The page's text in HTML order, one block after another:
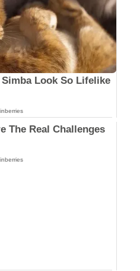
Look So Lifelike
The Real Challenges